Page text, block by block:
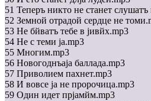
51 Теперъ никто не станет слушатъ
52 Земной отрадой сердце не
53 Не бйватъ тебе в jивйх.mp3
54 Не с теми jа.mp3
55 Многим.mp3
56 Новогоднъаjа баллада.mp3
57 Приволием пахнет.mp3
58 И вовсе jа не пророчица.mp3
59 Один идет прjамйм.mp3